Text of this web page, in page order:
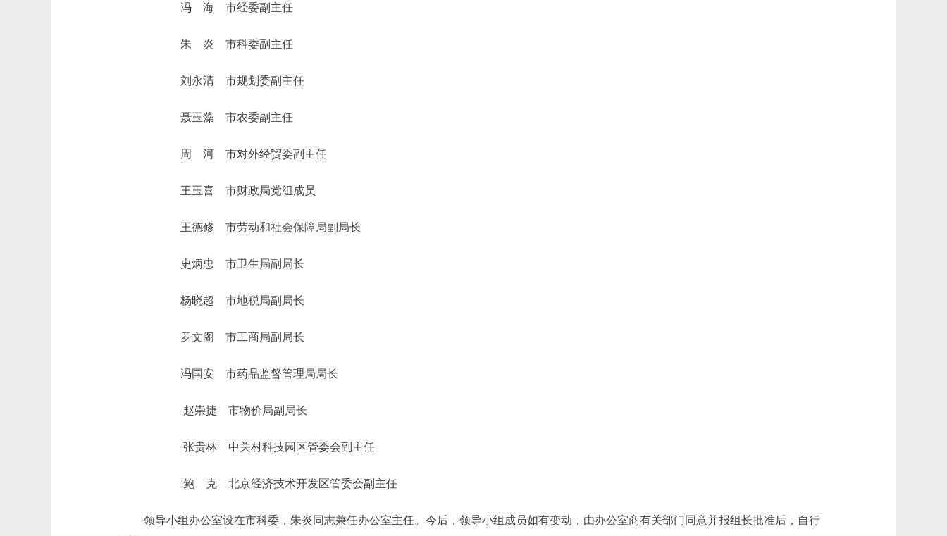
冯 海 市经委副主任
朱 炎 市科委副主任
刘永清 市规划委副主任
聂玉藻 市农委副主任
周 河 市对外经贸委副主任
王玉喜 市财政局党组成员
王德修 市劳动和社会保障局副局长
史炳忠 市卫生局副局长
杨晓超 市地税局副局长
罗文阁 市工商局副局长
冯国安 市药品监督管理局局长
赵崇捷 市物价局副局长
张贵林 中关村科技园区管委会副主任
鲍 克 北京经济技术开发区管委会副主任
领导小组办公室设在市科委，朱炎同志兼任办公室主任。今后，领导小组成员如有变动，由办公室商有关部门同意并报组长批准后，自行